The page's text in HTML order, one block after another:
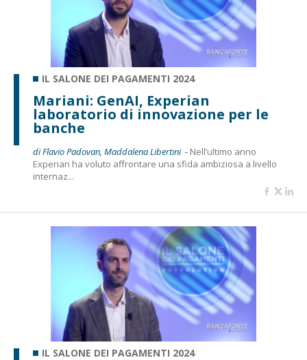
IL SALONE DEI PAGAMENTI 2024
Mariani: GenAI, Experian
laboratorio di innovazione per le
banche
di Flavio Padovan, Maddalena Libertini - Nell’ultimo anno
Experian ha voluto affrontare una sfida ambiziosa a livello
internaz...
IL SALONE DEI PAGAMENTI 2024